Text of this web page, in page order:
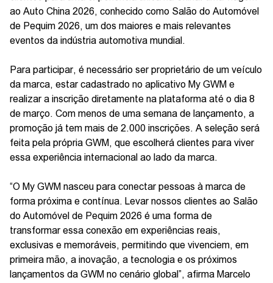
ao Auto China 2026, conhecido como Salão do Automóvel
de Pequim 2026, um dos maiores e mais relevantes
eventos da indústria automotiva mundial.
Para participar, é necessário ser proprietário de um veículo
da marca, estar cadastrado no aplicativo My GWM e
realizar a inscrição diretamente na plataforma até o dia 8
de março. Com menos de uma semana de lançamento, a
promoção já tem mais de 2.000 inscrições. A seleção será
feita pela própria GWM, que escolherá clientes para viver
essa experiência internacional ao lado da marca.
“O My GWM nasceu para conectar pessoas à marca de
forma próxima e contínua. Levar nossos clientes ao Salão
do Automóvel de Pequim 2026 é uma forma de
transformar essa conexão em experiências reais,
exclusivas e memoráveis, permitindo que vivenciem, em
primeira mão, a inovação, a tecnologia e os próximos
lançamentos da GWM no cenário global”, afirma Marcelo